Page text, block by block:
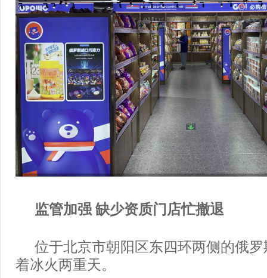
监管加强 缺少资质门店忙撤退
位于北京市朝阳区东四环两侧的俄
着冰火两重天。